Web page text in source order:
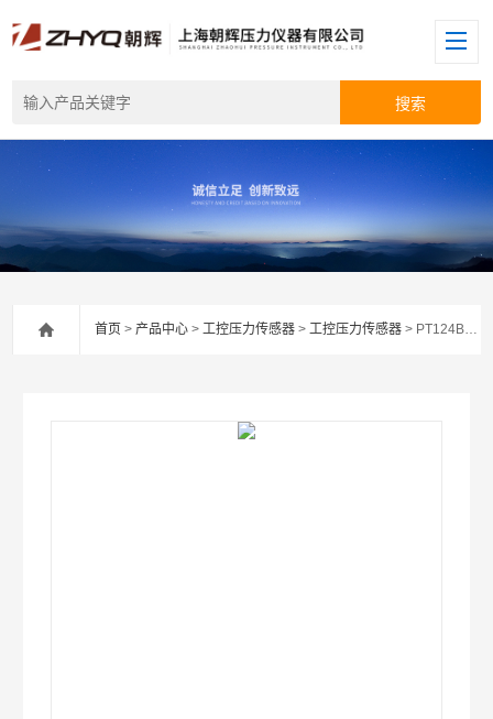
首页 >产品中心 >工控压力传感器 >工控压力传感器 > PT124B-217卫生级压力传感器